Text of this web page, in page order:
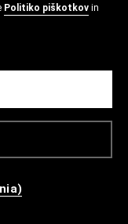
Politiko piškotkov in